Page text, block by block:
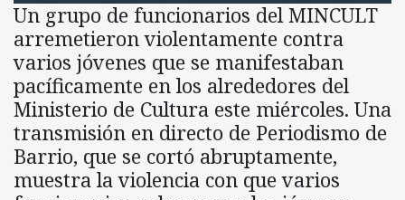
Un grupo de funcionarios del MINCULT
arremetieron violentamente contra
varios jóvenes que se manifestaban
pacíficamente en los alrededores del
Ministerio de Cultura este miércoles. Una
transmisión en directo de Periodismo de
Barrio, que se cortó abruptamente,
muestra la violencia con que varios